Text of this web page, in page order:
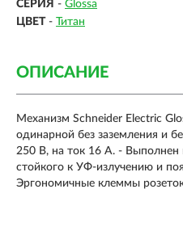
СЕРИЯ - Glossa
ЦВЕТ - Титан
ОПИСАНИЕ
Механизм Schneider Electric
одинарной без заземления и
250 В, на ток 16 А. - Выполнен
стойкого к УФ-излучению и
Эргономичные клеммы